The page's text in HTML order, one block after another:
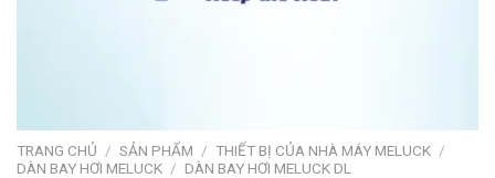
TRANG CHỦ / SẢN PHẨM / THIẾT BỊ CỦA NHÀ MÁY MELUCK /
DÀN BAY HƠI MELUCK / DÀN BAY HƠI MELUCK DL